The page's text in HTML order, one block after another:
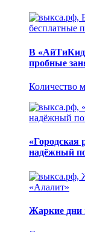
В
пробные
Количество
«Городская
надёжный
Жаркие дни